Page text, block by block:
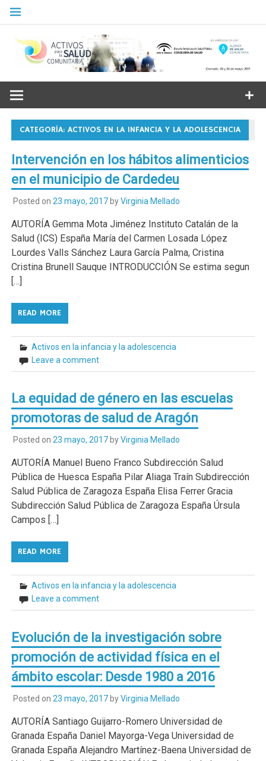
Skip
content
Granada. 25 y 26 de mayo, 2017. Escuela Andaluza de Salud
CATEGORÍA: ACTIVOS EN LA INFANCIA Y LA ADOLESCENCIA
Intervención en los hábitos alimenticios
en el municipio de Cardedeu
Posted on 23 mayo, 2017byVirginia Mellado
AUTORÍA Gemma Mota Jiménez Instituto Catalán de la
Salud (ICS) España María del Carmen Losada López
Lourdes Valls Sánchez Laura García Palma, Cristina
Cristina Brunell Sauque INTRODUCCIÓN Se estima segun
[…]
READ MORE
Activos en la infancia y la adolescencia
Leave a comment
La equidad de género en las escuelas
promotoras de salud de Aragón
Posted on 23 mayo, 2017byVirginia Mellado
AUTORÍA Manuel Bueno Franco Subdirección Salud
Pública de Huesca España Pilar Aliaga Traín Subdirección
Salud Pública de Zaragoza España Elisa Ferrer Gracia
Subdirección Salud Pública de Zaragoza España Úrsula
Campos […]
READ MORE
Activos en la infancia y la adolescencia
Leave a comment
Evolución de la investigación sobre
promoción de actividad física en el
ámbito escolar: Desde 1980 a 2016
Posted on 23 mayo, 2017byVirginia Mellado
AUTORÍA Santiago Guijarro-Romero Universidad de
Granada España Daniel Mayorga-Vega Universidad de
Granada España Alejandro Martínez-Baena Universidad de